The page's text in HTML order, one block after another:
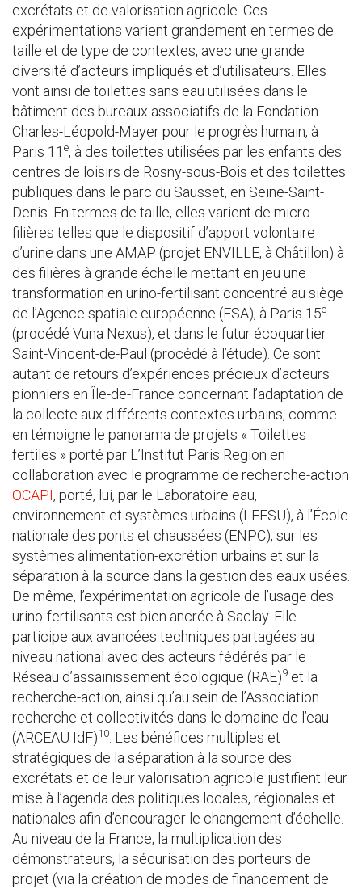
excrétats et de valorisation agricole. Ces
expérimentations varient grandement en termes de
taille et de type de contextes, avec une grande
diversité d’acteurs impliqués et d’utilisateurs. Elles
vont ainsi de toilettes sans eau utilisées dans le
bâtiment des bureaux associatifs de la Fondation
Charles-Léopold-Mayer pour le progrès humain, à
Paris 11 e, à des toilettes utilisées par les enfants des
centres de loisirs de Rosny-sous-Bois et des toilettes
publiques dans le parc du Sausset, en Seine-Saint-
Denis. En termes de taille, elles varient de micro-
filières telles que le dispositif d’apport volontaire
d’urine dans une AMAP (projet ENVILLE, à Châtillon) à
des filières à grande échelle mettant en jeu une
transformation en urino-fertilisant concentré au siège
de l’Agence spatiale européenne (ESA), à Paris 15e
(procédé Vuna Nexus), et dans le futur écoquartier
Saint-Vincent-de-Paul (procédé à l’étude). Ce sont
autant de retours d’expériences précieux d’acteurs
pionniers en Île-de-France concernant l’adaptation de
la collecte aux différents contextes urbains, comme
en témoigne le panorama de projets « Toilettes
fertiles » porté par L’Institut Paris Region en
collaboration avec le programme de recherche-action
OCAPI, porté, lui, par le Laboratoire eau,
environnement et systèmes urbains (LEESU), à l’École
nationale des ponts et chaussées (ENPC), sur les
systèmes alimentation-excrétion urbains et sur la
séparation à la source dans la gestion des eaux usées.
De même, l’expérimentation agricole de l’usage des
urino-fertilisants est bien ancrée à Saclay. Elle
participe aux avancées techniques partagées au
niveau national avec des acteurs fédérés par le
Réseau d’assainissement écologique (RAE)9 et la
recherche-action, ainsi qu’au sein de l’Association
recherche et collectivités dans le domaine de l’eau
(ARCEAU IdF)10 . Les bénéfices multiples et
stratégiques de la séparation à la source des
excrétats et de leur valorisation agricole justifient leur
mise à l’agenda des politiques locales, régionales et
nationales afin d’encourager le changement d’échelle.
Au niveau de la France, la multiplication des
démonstrateurs, la sécurisation des porteurs de
projet (via la création de modes de financement de